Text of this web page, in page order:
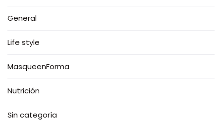
General
Life style
MasqueenForma
Nutrición
Sin categoría